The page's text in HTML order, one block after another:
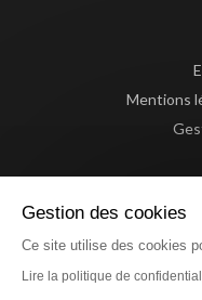
Mentions
Gestion des cookies
Ce site utilise des cookies
Lire la politique de